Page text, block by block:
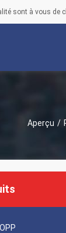
sont à vous de
Aperçu /